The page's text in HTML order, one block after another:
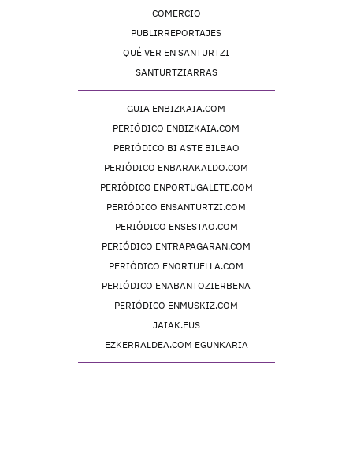
COMERCIO
PUBLIRREPORTAJES
QUÉ VER EN SANTURTZI
SANTURTZIARRAS
GUIA ENBIZKAIA.COM
PERIÓDICO ENBIZKAIA.COM
PERIÓDICO BI ASTE BILBAO
PERIÓDICO ENBARAKALDO.COM
PERIÓDICO ENPORTUGALETE.COM
PERIÓDICO ENSANTURTZI.COM
PERIÓDICO ENSESTAO.COM
PERIÓDICO ENTRAPAGARAN.COM
PERIÓDICO ENORTUELLA.COM
PERIÓDICO ENABANTOZIERBENA
PERIÓDICO ENMUSKIZ.COM
JAIAK.EUS
EZKERRALDEA.COM EGUNKARIA